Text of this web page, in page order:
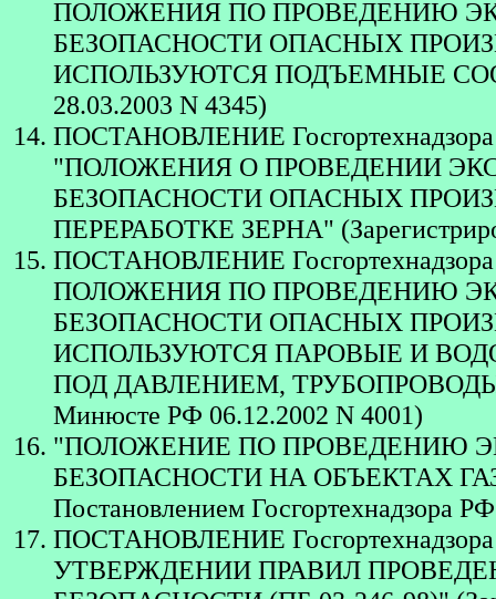
ПОЛОЖЕНИЯ ПО ПРОВЕДЕНИЮ
БЕЗОПАСНОСТИ ОПАСНЫХ
ИСПОЛЬЗУЮТСЯ ПОДЪЕМНЫЕ
28.03.2003 N 4345)
ПОСТАНОВЛЕНИЕ
"ПОЛОЖЕНИЯ О ПРОВЕДЕНИИ
БЕЗОПАСНОСТИ ОПАСНЫХ
ПЕРЕРАБОТКЕ ЗЕРНА"
ПОСТАНОВЛЕНИЕ
ПОЛОЖЕНИЯ ПО ПРОВЕДЕНИЮ
БЕЗОПАСНОСТИ ОПАСНЫХ
ИСПОЛЬЗУЮТСЯ ПАРОВЫЕ И
ПОД ДАВЛЕНИЕМ, ТРУБОПРОВОДЫ
Минюсте РФ 06.12.2002 N 4001)
"ПОЛОЖЕНИЕ ПО ПРОВЕДЕНИЮ
БЕЗОПАСНОСТИ НА ОБЪЕКТАХ
Постановлением Госгортехнадзора
ПОСТАНОВЛЕНИЕ Госгортехнадзора
УТВЕРЖДЕНИИ ПРАВИЛ